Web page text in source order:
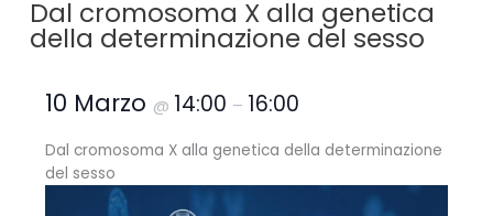
Dal cromosoma X alla genetica
della determinazione del sesso
10 Marzo @ 14:00 – 16:00
Dal cromosoma X alla genetica della determinazione
del sesso